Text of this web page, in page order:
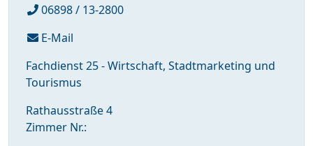
06898 / 13-2800
E-Mail
Fachdienst 25 - Wirtschaft, Stadtmarketing und
Tourismus
Rathausstraße 4
Zimmer Nr.: